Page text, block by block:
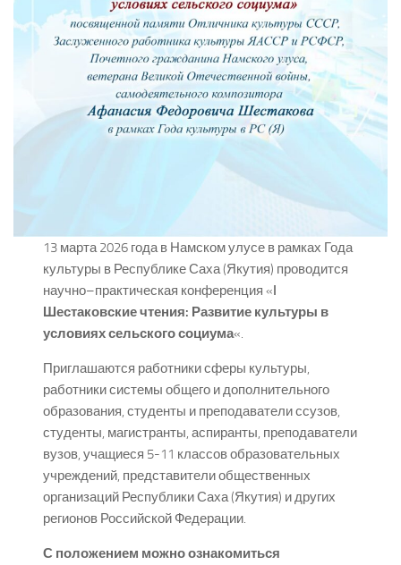
13 марта 2026 года в Намском улусе в рамках Года
культуры в Республике Саха (Якутия) проводится
научно–практическая конференция «I
Шестаковские чтения: Развитие культуры в
условиях сельского социума«.
Приглашаются работники сферы культуры,
работники системы общего и дополнительного
образования, студенты и преподаватели ссузов,
студенты, магистранты, аспиранты, преподаватели
вузов, учащиеся 5-11 классов образовательных
учреждений, представители общественных
организаций Республики Саха (Якутия) и других
регионов Российской Федерации.
С положением можно ознакомиться